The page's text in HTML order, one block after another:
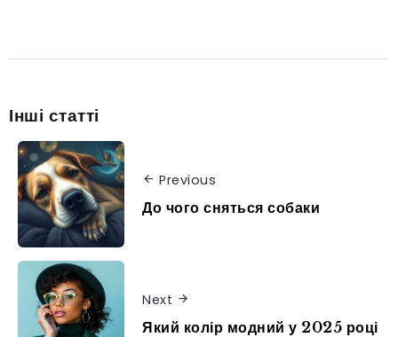
Інші статті
Previous
До чого сняться собаки
Next
Який колір модний у 2025 році